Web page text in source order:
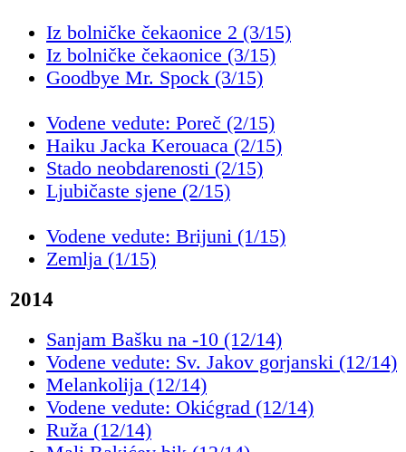
Iz bolničke čekaonice 2 (3/15)
Iz bolničke čekaonice (3/15)
Goodbye Mr. Spock (3/15)
Vodene vedute: Poreč (2/15)
Haiku Jacka Kerouaca (2/15)
Stado neobdarenosti (2/15)
Ljubičaste sjene (2/15)
Vodene vedute: Brijuni (1/15)
Zemlja (1/15)
2014
Sanjam Bašku na -10 (12/14)
Vodene vedute: Sv. Jakov gorjanski (12/14)
Melankolija (12/14)
Vodene vedute: Okićgrad (12/14)
Ruža (12/14)